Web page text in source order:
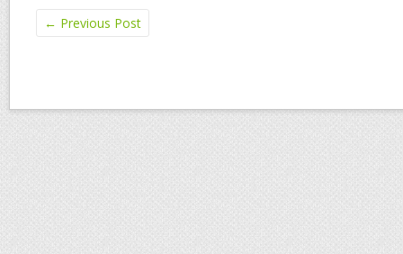
← Previous Post